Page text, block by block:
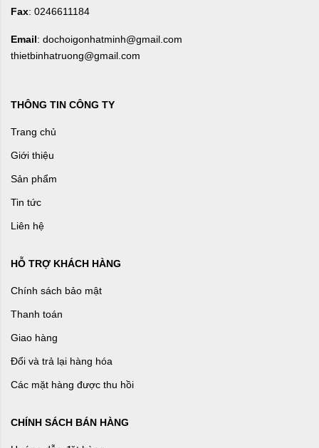
Fax: 0246611184
Email: dochoigonhatminh@gmail.com
thietbinhatruong@gmail.com
THÔNG TIN CÔNG TY
Trang chủ
Giới thiệu
Sản phẩm
Tin tức
Liên hệ
HỖ TRỢ KHÁCH HÀNG
Chính sách bảo mật
Thanh toán
Giao hàng
Đổi và trả lại hàng hóa
Các mặt hàng được thu hồi
CHÍNH SÁCH BÁN HÀNG